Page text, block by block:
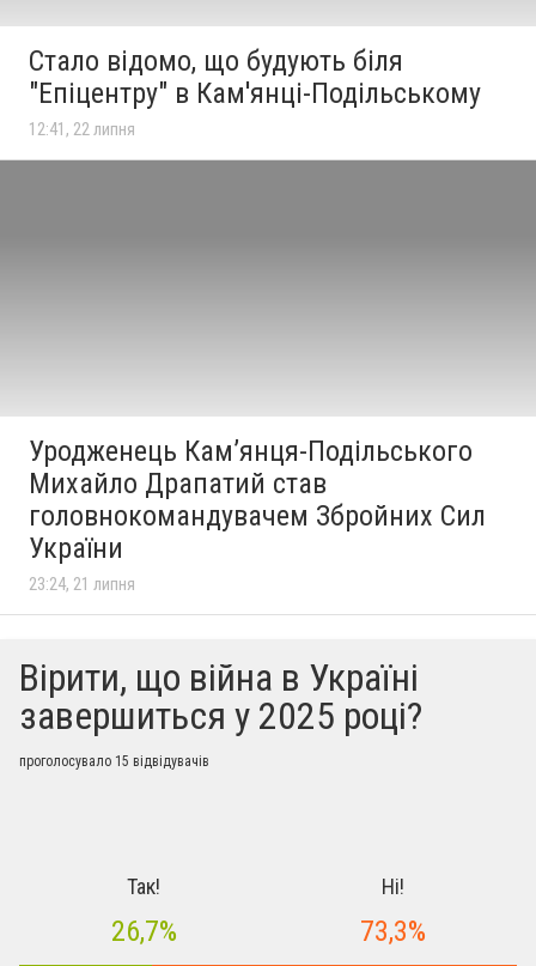
Стало відомо, що будують біля
"Епіцентру" в Кам'янці-Подільському
12:41, 22 липня
Уродженець Кам’янця-Подільського
Михайло Драпатий став
головнокомандувачем Збройних Сил
України
23:24, 21 липня
Вірити, що війна в Україні
завершиться у 2025 році?
проголосувало 15 відвідувачів
Так!
26,7%
Ні!
73,3%